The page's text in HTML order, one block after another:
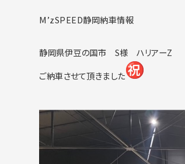
M’zSPEED静岡納車情報
静岡県伊豆の国市 S様 ハリアーZ
ご納車させて頂きました